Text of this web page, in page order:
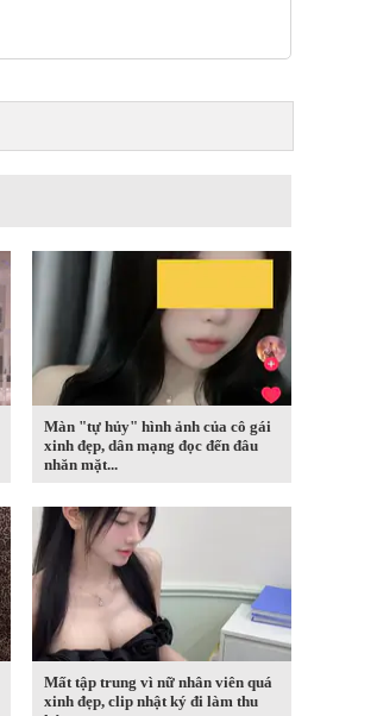
Màn "tự hủy" hình ảnh của cô gái
xinh đẹp, dân mạng đọc đến đâu
nhăn mặt...
Mất tập trung vì nữ nhân viên quá
xinh đẹp, clip nhật ký đi làm thu